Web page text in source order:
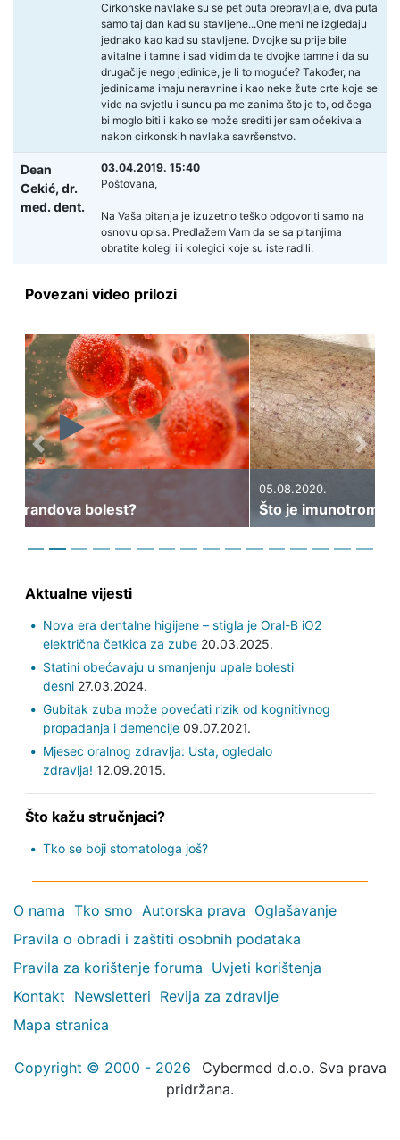
Cirkonske navlake su se pet puta prepravljale, dva puta
samo taj dan kad su stavljene...One meni ne izgledaju
jednako kao kad su stavljene. Dvojke su prije bile
avitalne i tamne i sad vidim da te dvojke tamne i da su
drugačije nego jedinice, je li to moguće? Također, na
jedinicama imaju neravnine i kao neke žute crte koje se
vide na svjetlu i suncu pa me zanima što je to, od čega
bi moglo biti i kako se može srediti jer sam očekivala
nakon cirkonskih navlaka savršenstvo.
Dean
Cekić, dr.
med. dent.
03.04.2019. 15:40
Poštovana,
Na Vaša pitanja je izuzetno teško odgovoriti samo na
osnovu opisa. Predlažem Vam da se sa pitanjima
obratite kolegi ili kolegici koje su iste radili.
Povezani video prilozi
05.08.2020.
Što je imunotrombocitopenija?
Previous Next
Aktualne vijesti
Nova era dentalne higijene – stigla je Oral-B iO2
električna četkica za zube20.03.2025.
Statini obećavaju u smanjenju upale bolesti
desni27.03.2024.
Gubitak zuba može povećati rizik od kognitivnog
propadanja i demencije09.07.2021.
Mjesec oralnog zdravlja: Usta, ogledalo
zdravlja! 12.09.2015.
Što kažu stručnjaci?
Tko se boji stomatologa još?
O nama Tko smo Autorska prava Oglašavanje
Pravila o obradi i zaštiti osobnih podataka
Pravila za korištenje foruma Uvjeti korištenja
Kontakt Newsletteri Revija za zdravlje
Mapa stranica
Copyright © 2000 - 2026
Cybermed d.o.o. Sva prava
pridržana.